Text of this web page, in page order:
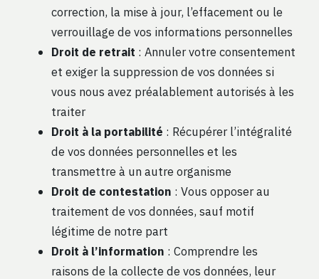
correction, la mise à jour, l’effacement ou le
verrouillage de vos informations personnelles
Droit de retrait : Annuler votre consentement
et exiger la suppression de vos données si
vous nous avez préalablement autorisés à les
traiter
Droit à la portabilité : Récupérer l’intégralité
de vos données personnelles et les
transmettre à un autre organisme
Droit de contestation : Vous opposer au
traitement de vos données, sauf motif
légitime de notre part
Droit à l’information : Comprendre les
raisons de la collecte de vos données, leur